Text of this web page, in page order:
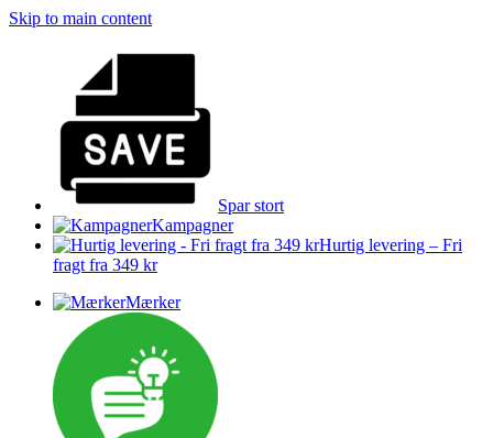
Skip to main content
Spar stort
Kampagner
Hurtig levering – Fri
fragt fra 349 kr
Mærker